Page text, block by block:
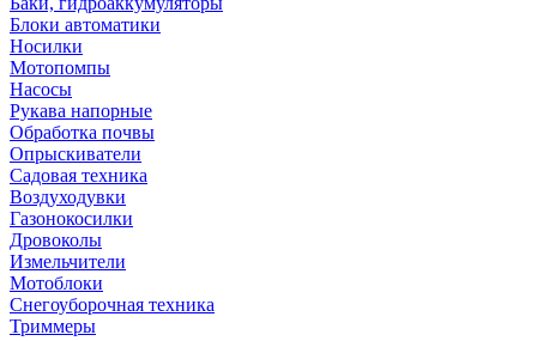
Блоки автоматики
Носилки
Мотопомпы
Насосы
Рукава напорные
Обработка почвы
Опрыскиватели
Садовая техника
Воздуходувки
Газонокосилки
Дровоколы
Измельчители
Мотоблоки
Снегоуборочная техника
Триммеры